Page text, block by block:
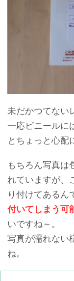
未だかつてない
一応ビニールに
とちょっと心配
もちろん写真は
れていますが、
り付けてあるん
付いてしまう可
いですね～。
写真が濡れない
ね。